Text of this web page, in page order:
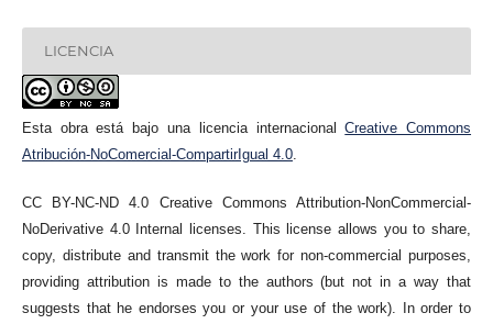
LICENCIA
Esta obra está bajo una licencia internacionalCreative Commons
Atribución-NoComercial-CompartirIgual 4.0.
CC BY-NC-ND 4.0 Creative Commons Attribution-NonCommercial-
NoDerivative 4.0 Internal licenses. This license allows you to share,
copy, distribute and transmit the work for non-commercial purposes,
providing attribution is made to the authors (but not in a way that
suggests that he endorses you or your use of the work). In order to